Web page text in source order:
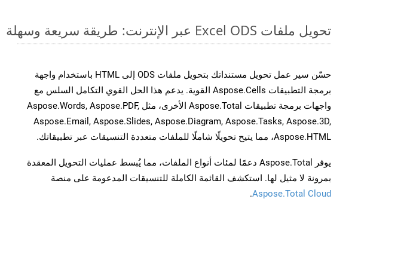
تحويل ملفات Excel ODS عبر الإنترنت: طريقة سريعة وسهلة
حسّن سير عمل تحويل مستنداتك بتحويل ملفات ODS إلى HTML باستخدام واجهة
برمجة التطبيقات Aspose.Cells القوية. يدعم هذا الحل القوي التكامل السلس مع
واجهات برمجة تطبيقات Aspose.Total الأخرى، مثل Aspose.Words, Aspose.PDF,
Aspose.Email, Aspose.Slides, Aspose.Diagram, Aspose.Tasks, Aspose.3D,
Aspose.HTML، مما يتيح تحويلًا شاملًا للملفات متعددة التنسيقات عبر تطبيقاتك.
يوفر Aspose.Total دعمًا لمئات أنواع الملفات، مما يُبسط عمليات التحويل المعقدة
بمرونة لا مثيل لها. استكشف القائمة الكاملة للتنسيقات المدعومة على منصة
Aspose.Total Cloud
.